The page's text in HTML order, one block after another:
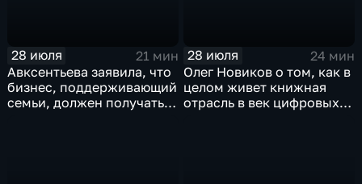
28 июля
21 мин
Авксентьева заявила, что
бизнес, поддерживающий
семьи, должен получать
28 июля
24 мин
Олег Новиков о том, как в
целом живет книжная
отрасль в век цифровых